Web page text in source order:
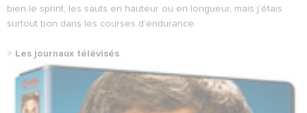
bien le sprint, les sauts en hauteur ou en longueur, mais j’étais
surtout bon dans les courses d’endurance.
> Les journaux télévisés.